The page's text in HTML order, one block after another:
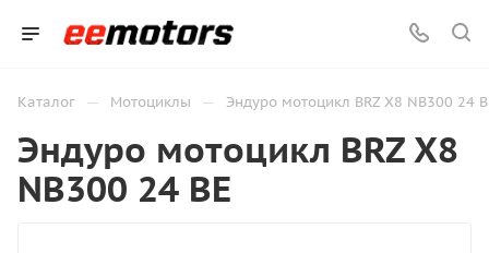
Каталог — Мотоциклы — Эндуро мотоцикл BRZ X8 NB300 24
Эндуро мотоцикл BRZ X8
NB300 24 BE